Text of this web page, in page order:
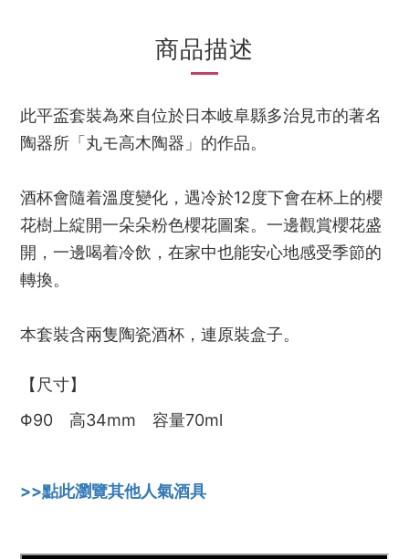
商品描述
此平盃套裝為來自位於日本岐阜縣多治見市的著名
陶器所「丸モ高木陶器」的作品。
酒杯會隨着溫度變化，遇冷於12度下會在杯上的櫻
花樹上綻開一朵朵粉色櫻花圖案。一邊觀賞櫻花盛
開，一邊喝着冷飲，在家中也能安心地感受季節的
轉換。
本套裝含兩隻陶瓷酒杯 ，連原裝盒子。
【尺寸】
Φ90 高34mm 容量70ml
>>點此瀏覽其他人氣酒具